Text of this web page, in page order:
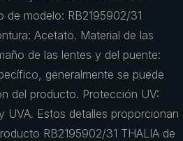
de modelo: RB2195902/31
Acetato. Material de las
de las lentes y del puente:
generalmente se puede
del producto. Protección UV:
UVA. Estos detalles proporcionan
RB2195902/31 THALIA de